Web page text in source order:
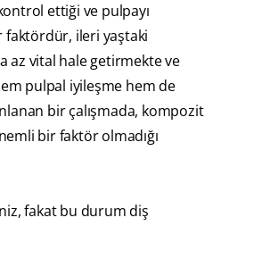
ettiği ve pulpayı
faktördür, ileri yaştaki
az vital hale getirmekte ve
pulpal iyileşme hem de
bir çalışmada, kompozit
bir faktör olmadığı
fakat bu durum diş